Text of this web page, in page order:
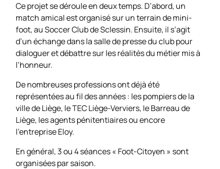
Ce projet se déroule en deux temps. D’abord, un
match amical est organisé sur un terrain de mini-
foot, au Soccer Club de Sclessin. Ensuite, il s’agit
d’un échange dans la salle de presse du club pour
dialoguer et débattre sur les réalités du métier mis à
l’honneur.
De nombreuses professions ont déjà été
représentées au fil des années : les pompiers de la
ville de Liège, le TEC Liège-Verviers, le Barreau de
Liège, les agents pénitentiaires ou encore
l’entreprise Eloy.
En général, 3 ou 4 séances « Foot-Citoyen » sont
organisées par saison.